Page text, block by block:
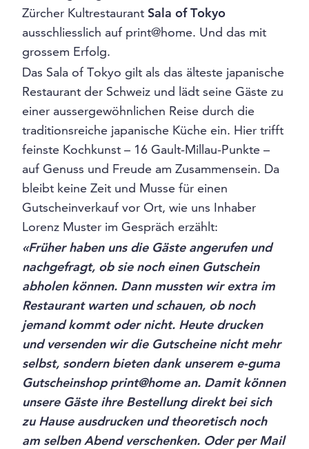
Zürcher Kultrestaurant Sala of Tokyo
ausschliesslich auf print@home. Und das mit
grossem Erfolg.
Das Sala of Tokyo gilt als das älteste japanische
Restaurant der Schweiz und lädt seine Gäste zu
einer aussergewöhnlichen Reise durch die
traditionsreiche japanische Küche ein. Hier trifft
feinste Kochkunst – 16 Gault-Millau-Punkte –
auf Genuss und Freude am Zusammensein. Da
bleibt keine Zeit und Musse für einen
Gutscheinverkauf vor Ort, wie uns Inhaber
Lorenz Muster im Gespräch erzählt:
«Früher haben uns die Gäste angerufen und
nachgefragt, ob sie noch einen Gutschein
abholen können. Dann mussten wir extra im
Restaurant warten und schauen, ob noch
jemand kommt oder nicht. Heute drucken
und versenden wir die Gutscheine nicht mehr
selbst, sondern bieten dank unserem e-guma
Gutscheinshop print@home an. Damit können
unsere Gäste ihre Bestellung direkt bei sich
zu Hause ausdrucken und theoretisch noch
am selben Abend verschenken. Oder per Mail